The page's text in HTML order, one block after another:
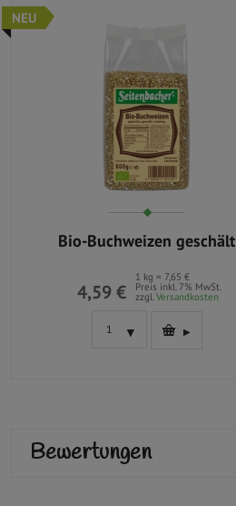
NEU
Bio-Buchweizen geschält
4,59 €
1 kg = 7,65 €
Preis inkl. 7% MwSt.
zzgl.Versandkosten
Bewertungen